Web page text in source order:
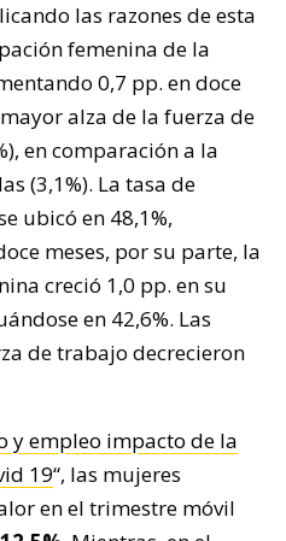
las razones de esta
femenina de la
0,7 pp. en doce
alza de la fuerza de
en comparación a la
(3,1%). La tasa de
ubicó en 48,1%,
meses, por su parte, la
creció 1,0 pp. en su
en 42,6%. Las
de trabajo decrecieron
y empleo impacto de la
19“, las mujeres
en el trimestre móvil